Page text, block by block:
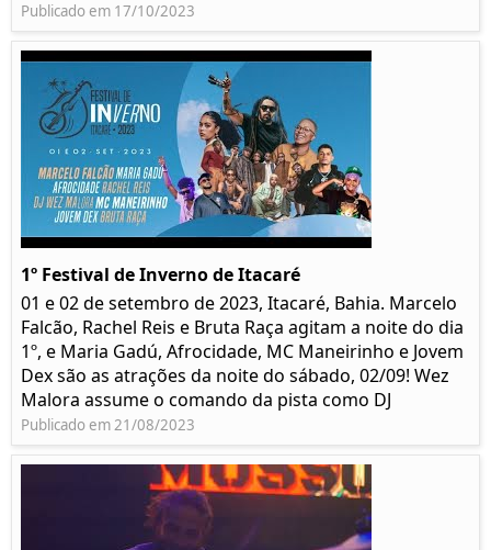
Publicado em 17/10/2023
1º Festival de Inverno de Itacaré
01 e 02 de setembro de 2023, Itacaré, Bahia. Marcelo
Falcão, Rachel Reis e Bruta Raça agitam a noite do dia
1º, e Maria Gadú, Afrocidade, MC Maneirinho e Jovem
Dex são as atrações da noite do sábado, 02/09! Wez
Malora assume o comando da pista como DJ
Publicado em 21/08/2023